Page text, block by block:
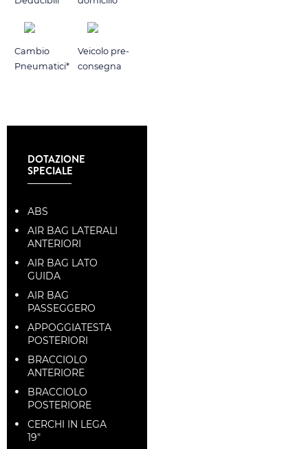
Cambio
Pneumatici*
Veicolo pre-
consegna
DOTAZIONE
SPECIALE
ABS
AIR BAG LATERALI
ANTERIORI
AIR BAG LATO
GUIDA
AIR BAG
PASSEGGERO
APPOGGIATESTA
POSTERIORI
BRACCIOLO
ANTERIORE
BRACCIOLO
POSTERIORE
CERCHI IN LEGA
19"